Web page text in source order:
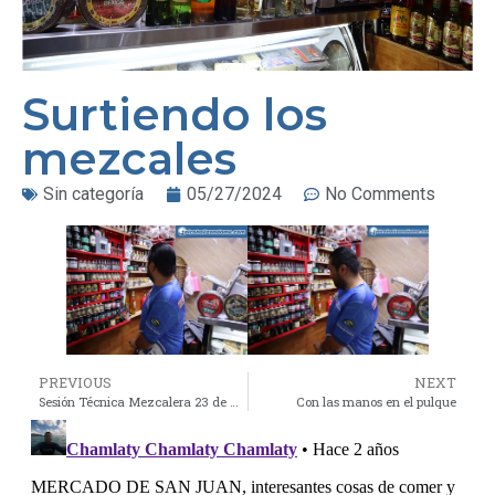
Surtiendo los
mezcales
Sin categoría 05/27/2024 No Comments
PREVIOUS NEXT
Con las manos en el pulque